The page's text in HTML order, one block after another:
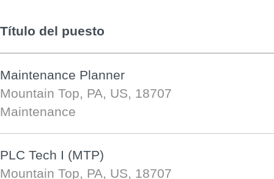
Título del puesto
Maintenance Planner
Mountain Top, PA, US, 18707
Maintenance
PLC Tech I (MTP)
Mountain Top, PA, US, 18707